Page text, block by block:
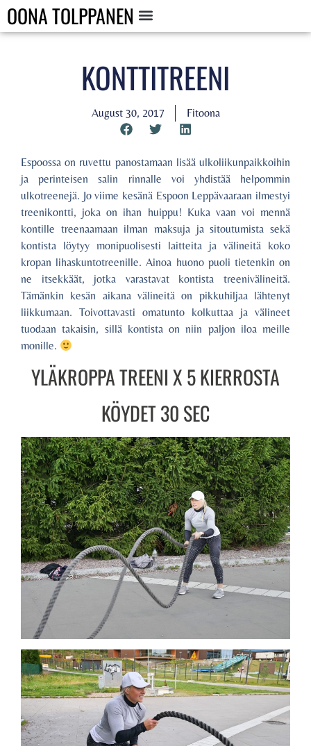
OONA TOLPPANEN
KONTTITREENI
August 30, 2017 Fitoona
Espoossa on ruvettu panostamaan lisää ulkoliikunpaikkoihin
ja perinteisen salin rinnalle voi yhdistää helpommin
ulkotreenejä. Jo viime kesänä Espoon Leppävaaraan ilmestyi
treenikontti, joka on ihan huippu! Kuka vaan voi mennä
kontille treenaamaan ilman maksuja ja sitoutumista sekä
kontista löytyy monipuolisesti laitteita ja välineitä koko
kropan lihaskuntotreenille. Ainoa huono puoli tietenkin on
ne itsekkäät, jotka varastavat kontista treenivälineitä.
Tämänkin kesän aikana välineitä on pikkuhiljaa lähtenyt
liikkumaan. Toivottavasti omatunto kolkuttaa ja välineet
tuodaan takaisin, sillä kontista on niin paljon iloa meille
monille.
YLÄKROPPA TREENI X 5 KIERROSTA
KÖYDET 30 SEC